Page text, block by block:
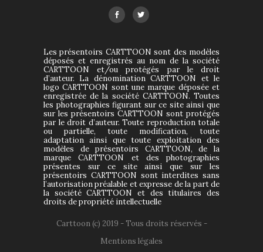
Les présentoirs CARTTOON sont des modèles
déposés et enregistrés au nom de la société
CARTTOON et/ou protégés par le droit
d’auteur. La dénomination CARTTOON et le
logo CARTTOON sont une marque déposée et
enregistrée de la société CARTTOON. Toutes
les photographies figurant sur ce site ainsi que
sur les présentoirs CARTTOON sont protégés
par le droit d’auteur. Toute reproduction totale
ou partielle, toute modification, toute
adaptation ainsi que toute exploitation des
modèles de présentoirs CARTTOON, de la
marque CARTTOON et des photographies
présentes sur ce site ainsi que sur les
présentoirs CARTTOON sont interdites sans
l’autorisation préalable et expresse de la part de
la société CARTTOON et des titulaires des
droits de propriété intellectuelle
Carttoon (c) 2019 - Tous droits réservés -
Mentions légales